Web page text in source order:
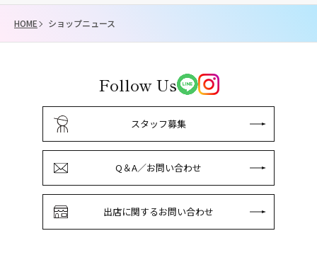
HOME ショップニュース
Follow Us
スタッフ募集
Q＆A／お問い合わせ
出店に関するお問い合わせ